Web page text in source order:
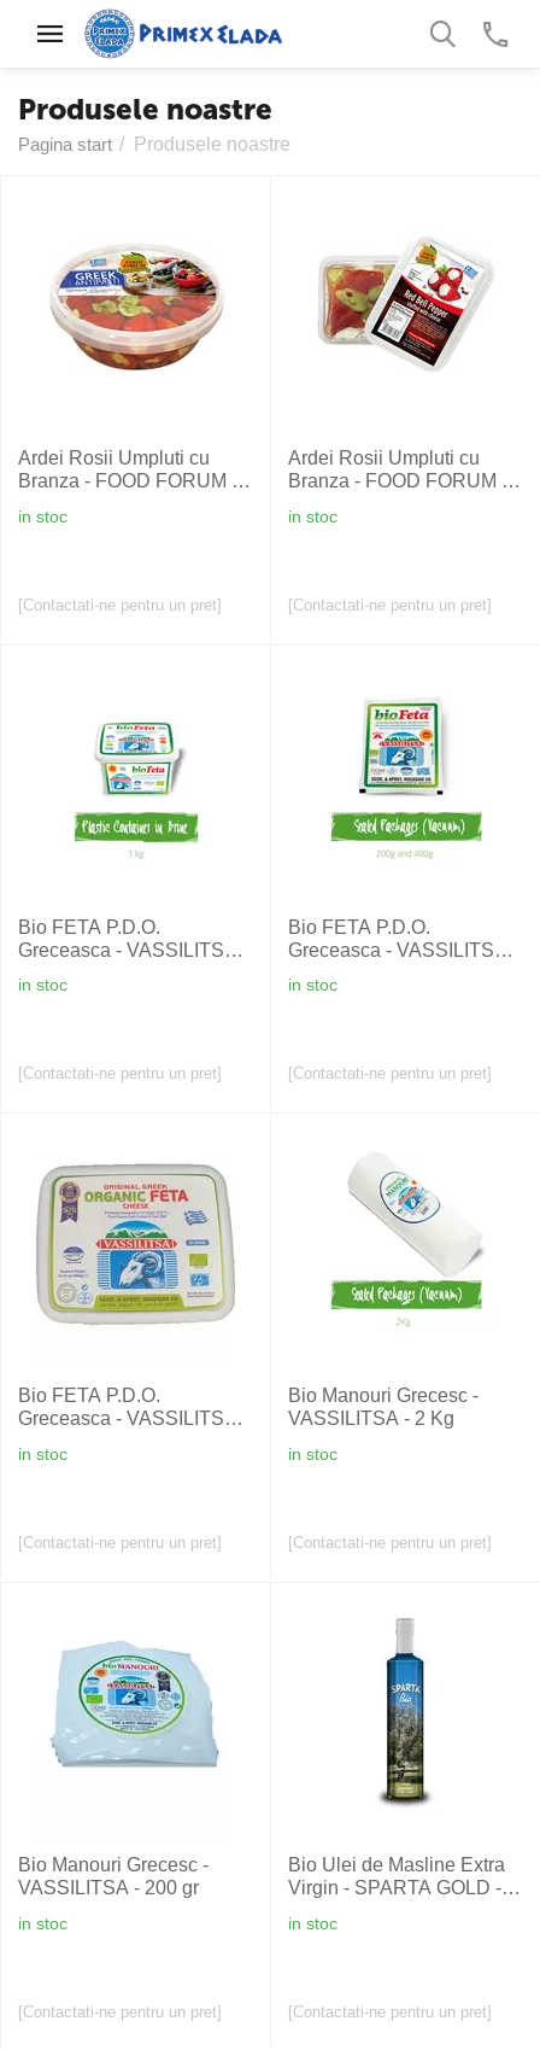
Produsele noastre
Pagina start / Produsele noastre
Ardei Rosii Umpluti cu
Branza - FOOD FORUM -
in stoc
[Contactati-ne pentru un pret]
Ardei Rosii Umpluti cu
Branza - FOOD FORUM -
in stoc
[Contactati-ne pentru un pret]
Bio FETA P.D.O.
Greceasca - VASSILITSA -
in stoc
[Contactati-ne pentru un pret]
Bio FETA P.D.O.
Greceasca - VASSILITSA -
in stoc
[Contactati-ne pentru un pret]
Bio FETA P.D.O.
Greceasca - VASSILITSA -
in stoc
[Contactati-ne pentru un pret]
Bio Manouri Grecesc -
VASSILITSA - 2 Kg
in stoc
[Contactati-ne pentru un pret]
Bio Manouri Grecesc -
VASSILITSA - 200 gr
in stoc
[Contactati-ne pentru un pret]
Bio Ulei de Masline Extra
Virgin - SPARTA GOLD -
0,5 L
in stoc
[Contactati-ne pentru un pret]